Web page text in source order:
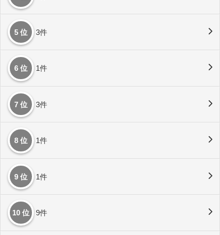
5 位 3件
6 位 1件
7 位 3件
8 位 1件
9 位 1件
10 位 9件